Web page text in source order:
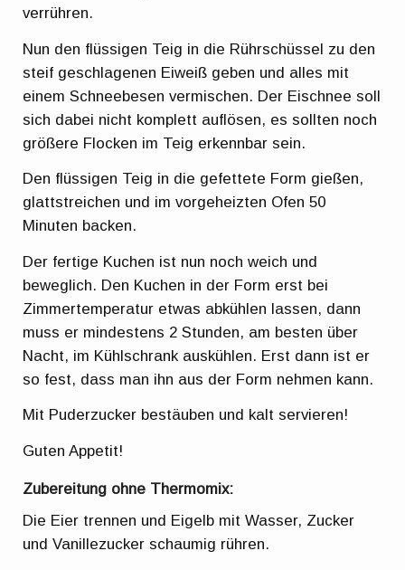
verrühren.
Nun den flüssigen Teig in die Rührschüssel zu den
steif geschlagenen Eiweiß geben und alles mit
einem Schneebesen vermischen. Der Eischnee soll
sich dabei nicht komplett auflösen, es sollten noch
größere Flocken im Teig erkennbar sein.
Den flüssigen Teig in die gefettete Form gießen,
glattstreichen und im vorgeheizten Ofen 50
Minuten backen.
Der fertige Kuchen ist nun noch weich und
beweglich. Den Kuchen in der Form erst bei
Zimmertemperatur etwas abkühlen lassen, dann
muss er mindestens 2 Stunden, am besten über
Nacht, im Kühlschrank auskühlen. Erst dann ist er
so fest, dass man ihn aus der Form nehmen kann.
Mit Puderzucker bestäuben und kalt servieren!
Guten Appetit!
Zubereitung ohne Thermomix:
Die Eier trennen und Eigelb mit Wasser, Zucker
und Vanillezucker schaumig rühren.